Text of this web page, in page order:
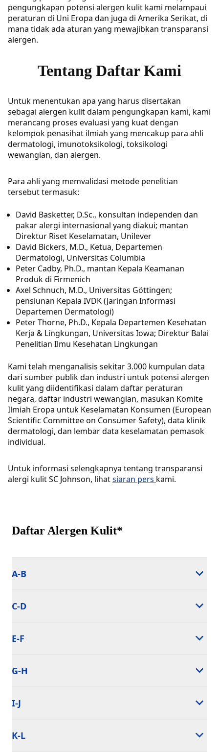
pengungkapan potensi alergen kulit kami melampaui
peraturan di Uni Eropa dan juga di Amerika Serikat, di
mana tidak ada aturan yang mewajibkan transparansi
alergen.
Tentang Daftar Kami
Untuk menentukan apa yang harus disertakan
sebagai alergen kulit dalam pengungkapan kami, kami
merancang proses evaluasi yang kuat dengan
kelompok penasihat ilmiah yang mencakup para ahli
dermatologi, imunotoksikologi, toksikologi
wewangian, dan alergen.
Para ahli yang memvalidasi metode penelitian
tersebut termasuk:
David Basketter, D.Sc., konsultan independen dan
pakar alergi internasional yang diakui; mantan
Direktur Riset Keselamatan, Unilever
David Bickers, M.D., Ketua, Departemen
Dermatologi, Universitas Columbia
Peter Cadby, Ph.D., mantan Kepala Keamanan
Produk di Firmenich
Axel Schnuch, M.D., Universitas Göttingen;
pensiunan Kepala IVDK (Jaringan Informasi
Departemen Dermatologi)
Peter Thorne, Ph.D., Kepala Departemen Kesehatan
Kerja & Lingkungan, Universitas Iowa; Direktur Balai
Penelitian Ilmu Kesehatan Lingkungan
Kami telah menganalisis sekitar 3.000 kumpulan data
dari sumber publik dan industri untuk potensi alergen
kulit yang diidentifikasi dalam daftar peraturan
negara, daftar industri wewangian, masukan Komite
Ilmiah Eropa untuk Keselamatan Konsumen (European
Scientific Committee on Consumer Safety), data klinik
dermatologi, dan lembar data keselamatan pemasok
individual.
Untuk informasi selengkapnya tentang transparansi
alergi kulit SC Johnson, lihatsiaran pers kami.
Daftar Alergen Kulit*
A-B
C-D
E-F
G-H
I-J
K-L